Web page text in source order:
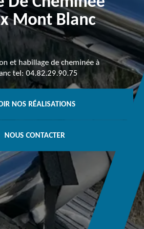
Mont Blanc
et habillage de cheminée à
tel: 04.82.29.90.75
NOS RÉALISATIONS
NOUS CONTACTER